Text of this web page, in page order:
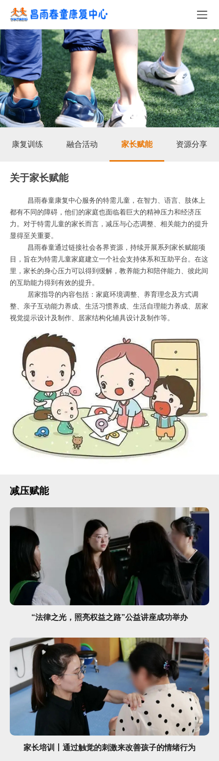
康复训练 融合活动 家长赋能 资源分享
关于家长赋能
昌雨春童康复中心服务的特需儿童，在智力、语言、肢体上
都有不同的障碍，他们的家庭也面临着巨大的精神压力和经济压
力。对于特需儿童的家长而言，减压与心态调整、相关能力的提升
显得至关重要。
昌雨春童通过链接社会各界资源，持续开展系列家长赋能项
目，旨在为特需儿童家庭建立一个社会支持体系和互助平台。在这
里，家长的身心压力可以得到缓解，教养能力和陪伴能力、彼此间
的互助能力得到有效的提升。
居家指导的内容包括：家庭环境调整、养育理念及方式调
整、亲子互动能力养成、生活习惯养成、生活自理能力养成、居家
视觉提示设计及制作、居家结构化辅具设计及制作等。
减压赋能
“法律之光，照亮权益之路”公益讲座成功举办
家长培训丨通过触觉的刺激来改善孩子的情绪行为